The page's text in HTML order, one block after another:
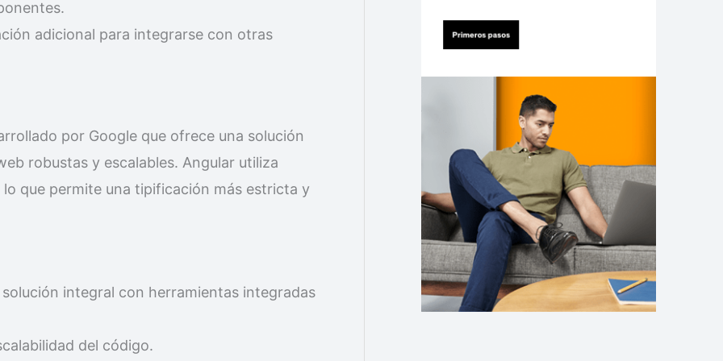
adicional para integrarse con otras
por Google que ofrece una solución
robustas y escalables. Angular utiliza
que permite una tipificación más estricta y
integral con herramientas integradas
del código.